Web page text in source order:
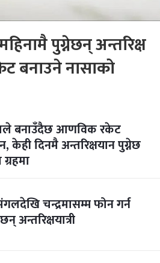
पुग्नेछन् अन्तरिक्ष
बनाउने नासाको
बनाउँदैछ आणविक रकेट
केही दिनमै अन्तरिक्षयान पुग्नेछ
चन्द्रमासम्म फोन गर्न
अन्तरिक्षयात्री